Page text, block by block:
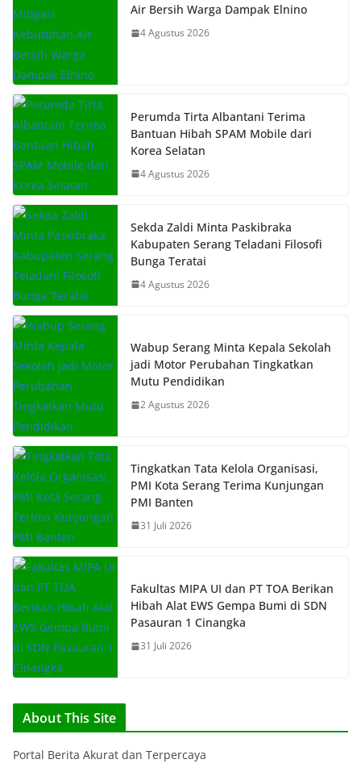
Air Bersih Warga Dampak Elnino
4 Agustus 2026
Perumda Tirta Albantani Terima
Bantuan Hibah SPAM Mobile dari
Korea Selatan
4 Agustus 2026
Sekda Zaldi Minta Paskibraka
Kabupaten Serang Teladani Filosofi
Bunga Teratai
4 Agustus 2026
Wabup Serang Minta Kepala Sekolah
jadi Motor Perubahan Tingkatkan
Mutu Pendidikan
2 Agustus 2026
Tingkatkan Tata Kelola Organisasi,
PMI Kota Serang Terima Kunjungan
PMI Banten
31 Juli 2026
Fakultas MIPA UI dan PT TOA Berikan
Hibah Alat EWS Gempa Bumi di SDN
Pasauran 1 Cinangka
31 Juli 2026
About This Site
Portal Berita Akurat dan Terpercaya